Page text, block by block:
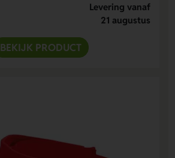
Levering vanaf
21 augustus
BEKIJK PRODUCT